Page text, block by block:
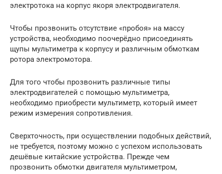
электротока на корпус якоря электродвигателя.
Чтобы прозвонить отсутствие «пробоя» на массу
устройства, необходимо поочерёдно присоединять
щупы мультиметра к корпусу и различным обмоткам
ротора электромотора.
Для того чтобы прозвонить различные типы
электродвигателей с помощью мультиметра,
необходимо приобрести мультиметр, который имеет
режим измерения сопротивления.
Сверхточность, при осуществлении подобных действий,
не требуется, поэтому можно с успехом использовать
дешёвые китайские устройства. Прежде чем
прозвонить обмотки двигателя мультиметром,